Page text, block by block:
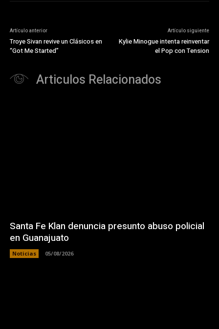
Artículo anterior
Troye Sivan revive un Clásicos en
“Got Me Started”
Artículo siguiente
Kylie Minogue intenta reinventar
el Pop con Tension
Articulos Relacionados
Santa Fe Klan denuncia presunto abuso policial
en Guanajuato
Noticias 05/08/2026